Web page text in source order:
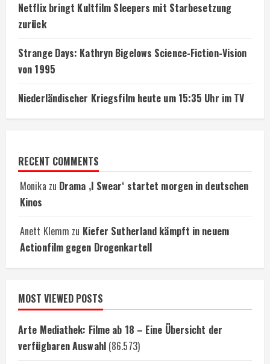
Netflix bringt Kultfilm Sleepers mit Starbesetzung
zurück
Strange Days: Kathryn Bigelows Science-Fiction-Vision
von 1995
Niederländischer Kriegsfilm heute um 15:35 Uhr im TV
RECENT COMMENTS
Monika zu Drama ‚I Swear‘ startet morgen in deutschen
Kinos
Anett Klemm zu Kiefer Sutherland kämpft in neuem
Actionfilm gegen Drogenkartell
MOST VIEWED POSTS
Arte Mediathek: Filme ab 18 – Eine Übersicht der
verfügbaren Auswahl (86.573)